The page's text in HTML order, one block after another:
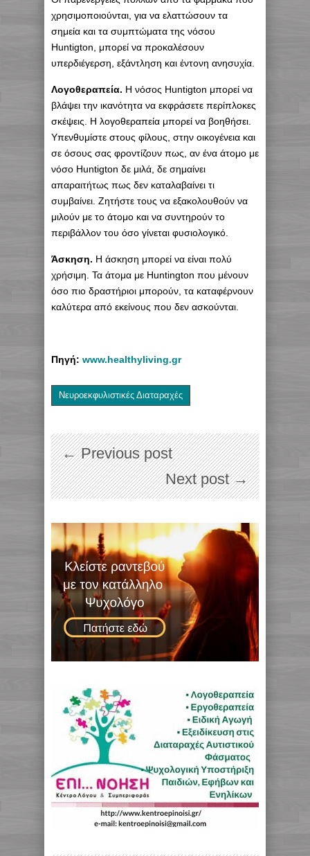
χρησιμοποιούνται, για να ελαττώσουν τα
σημεία και τα συμπτώματα της νόσου
Huntigton, μπορεί να προκαλέσουν
υπερδιέγερση, εξάντληση και έντονη ανησυχία.
Λογοθεραπεία. Η νόσος Huntigton μπορεί να
βλάψει την ικανότητα να εκφράσετε περίπλοκες
σκέψεις. Η λογοθεραπεία μπορεί να βοηθήσει.
Υπενθυμίστε στους φίλους, στην οικογένεια και
σε όσους σας φροντίζουν πως, αν ένα άτομο με
νόσο Huntigton δε μιλά, δε σημαίνει
απαραιτήτως πως δεν καταλαβαίνει τι
συμβαίνει. Ζητήστε τους να εξακολουθούν να
μιλούν με το άτομο και να συντηρούν το
περιβάλλον του όσο γίνεται φυσιολογικό.
Άσκηση. Η άσκηση μπορεί να είναι πολύ
χρήσιμη. Τα άτομα με Huntington που μένουν
όσο πιο δραστήριοι μπορούν, τα καταφέρνουν
καλύτερα από εκείνους που δεν ασκούνται.
Πηγή: www.healthyliving.gr
Νευροεκφυλιστικές Διαταραχές
← Previous post
Next post →